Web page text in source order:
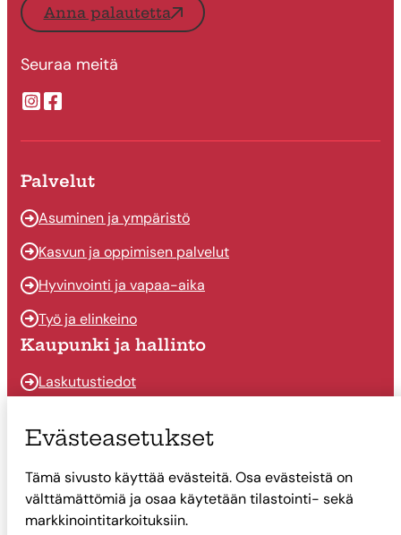
Anna palautetta
Seuraa meitä
Suonenjoen kaupungin Instragram
Suonenjoen kaupungin Facebook
Palvelut
Asuminen ja ympäristö
Kasvun ja oppimisen palvelut
Hyvinvointi ja vapaa-aika
Työ ja elinkeino
Kaupunki ja hallinto
Laskutustiedot
Päätöksenteko
Talous
Yhteystiedot
Evästeasetukset
Tämä sivusto käyttää evästeitä. Osa evästeistä on
välttämättömiä ja osaa käytetään tilastointi- sekä
markkinointitarkoituksiin.